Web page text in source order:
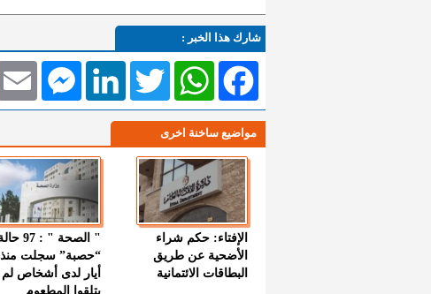
شارك هذا الخبر :
EmailMessengerLinkedIn TwitterWhatsAppFacebook
مواضيع ساخنة اخرى
الإفتاء: حكم شراء
الأضحية عن طريق
البطاقات الائتمانية
" الصحة " : 97
“حصبة” سجلت منذ
أيار لدى أشخاص لم
يتلقوا المطعوم